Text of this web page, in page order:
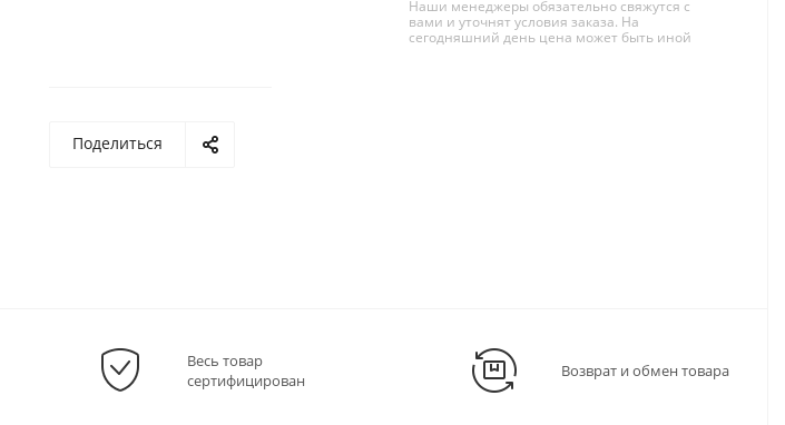
Наши менеджеры обязательно свяжутся с
вами и уточнят условия заказа. На
сегодняшний день цена может быть иной
Поделиться
Весь товар
сертифицирован
Возврат и обмен товара